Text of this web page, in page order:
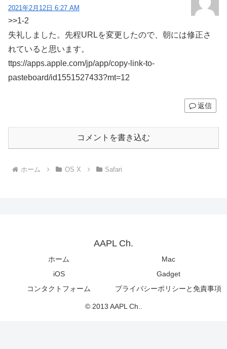
2021年2月12日 6:27 AM
>>1-2
失礼しました。先程URLを変更したので、朝には修正さ
れていると思います。
ttps://apps.apple.com/jp/app/copy-link-to-
pasteboard/id1551527433?mt=12
返信
コメントを書き込む
ホーム OS X Safari
AAPL Ch.
ホーム
Mac
iOS
Gadget
コンタクトフォーム
プライバシーポリシーと免責事項
© 2013 AAPL Ch..